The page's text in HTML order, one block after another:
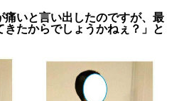
痛いと言い出したのですが、最
たからでしょうかねぇ？」と